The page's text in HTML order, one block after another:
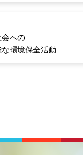
会への
環境保全活動